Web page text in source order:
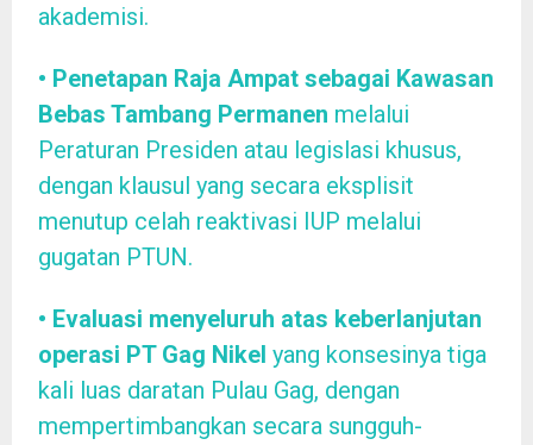
akademisi.
• Penetapan Raja Ampat sebagai Kawasan
Bebas Tambang Permanen melalui
Peraturan Presiden atau legislasi khusus,
dengan klausul yang secara eksplisit
menutup celah reaktivasi IUP melalui
gugatan PTUN.
• Evaluasi menyeluruh atas keberlanjutan
operasi PT Gag Nikel yang konsesinya tiga
kali luas daratan Pulau Gag, dengan
mempertimbangkan secara sungguh-